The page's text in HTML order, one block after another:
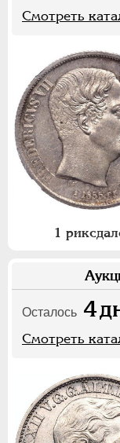
Смотреть
1
Осталось 4
Смотреть